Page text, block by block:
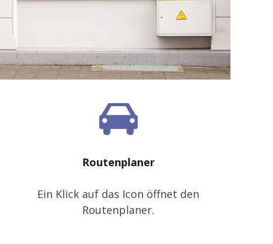
Routenplaner
Ein Klick auf das Icon öffnet den
Routenplaner.